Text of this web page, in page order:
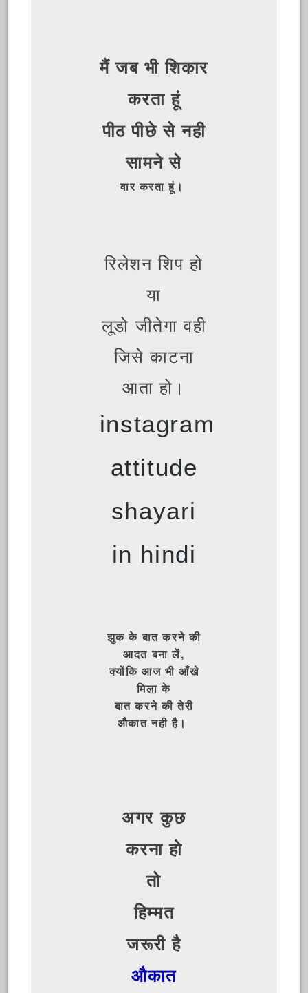
मैं जब भी शिकार
करता हूं
पीठ पीछे से नही
सामने से
वार करता हूं।
रिलेशन शिप हो
या
लूडो जीतेगा वही
जिसे काटना
आता हो।
instagram
attitude
shayari
in hindi
झुक के बात करने की
आदत बना लें,
क्योंकि आज भी आँखे
मिला के
बात करने की तेरी
औकात नही है।
अगर कुछ
करना हो
तो
हिम्मत
जरूरी है
औकात